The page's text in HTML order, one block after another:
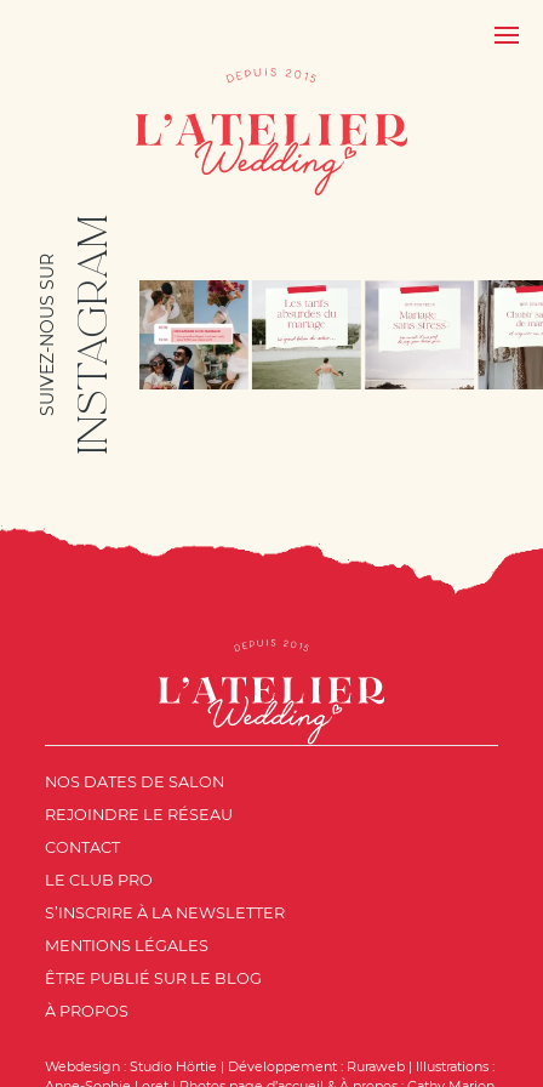
INSTAGRAM
SUIVEZ-NOUS SUR
NOS DATES DE SALON
REJOINDRE LE RÉSEAU
CONTACT
LE CLUB PRO
S’INSCRIRE À LA NEWSLETTER
MENTIONS LÉGALES
ÊTRE PUBLIÉ SUR LE BLOG
À PROPOS
Webdesign :Studio Hörtie | Développement : Ruraweb | Illustrations :